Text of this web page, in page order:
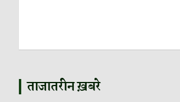
ताजातरीन ख़बरे